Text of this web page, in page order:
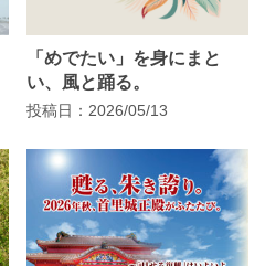
「めでたい」を身にまと
い、風と踊る。
投稿日：2026/05/13